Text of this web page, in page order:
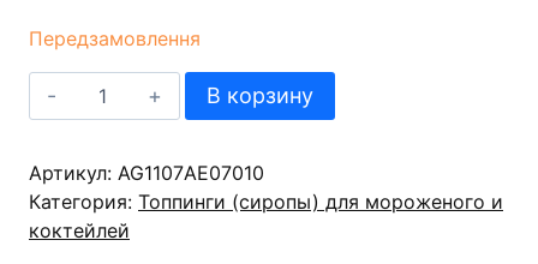
Передзамовлення
Количество
товара
Gioice
CHOCOLATE
Шоколад
В корзину
Артикул: AG1107АЕ07010
Категория: Топпинги (сиропы) для мороженого и
коктейлей